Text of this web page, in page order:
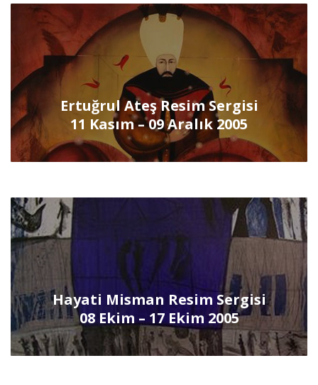
Ertuğrul Ateş Resim Sergisi
11 Kasım – 09 Aralık 2005
Hayati Misman Resim Sergisi
08 Ekim – 17 Ekim 2005